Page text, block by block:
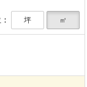
坪 ㎡